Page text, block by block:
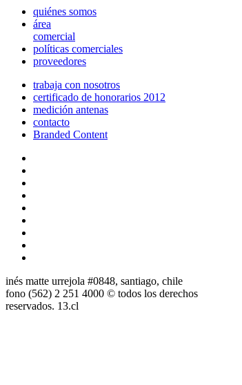
quiénes somos
área
comercial
políticas comerciales
proveedores
trabaja con nosotros
certificado de honorarios 2012
medición antenas
contacto
Branded Content
inés matte urrejola #0848, santiago, chile
fono (562) 2 251 4000 © todos los derechos
reservados. 13.cl